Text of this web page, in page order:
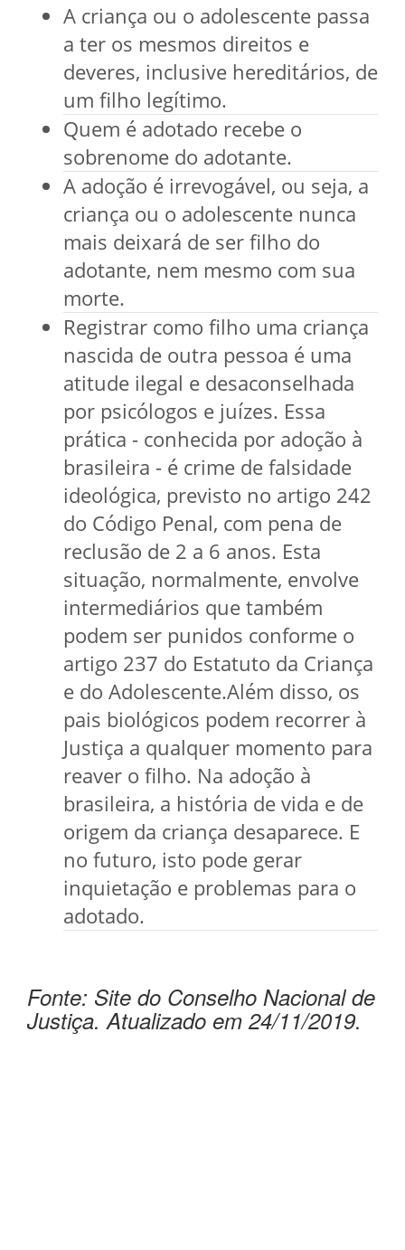
A criança ou o adolescente passa
a ter os mesmos direitos e
deveres, inclusive hereditários, de
um filho legítimo.
Quem é adotado recebe o
sobrenome do adotante.
A adoção é irrevogável, ou seja, a
criança ou o adolescente nunca
mais deixará de ser filho do
adotante, nem mesmo com sua
morte.
Registrar como filho uma criança
nascida de outra pessoa é uma
atitude ilegal e desaconselhada
por psicólogos e juízes. Essa
prática - conhecida por adoção à
brasileira - é crime de falsidade
ideológica, previsto no artigo 242
do Código Penal, com pena de
reclusão de 2 a 6 anos. Esta
situação, normalmente, envolve
intermediários que também
podem ser punidos conforme o
artigo 237 do Estatuto da Criança
e do Adolescente.Além disso, os
pais biológicos podem recorrer à
Justiça a qualquer momento para
reaver o filho. Na adoção à
brasileira, a história de vida e de
origem da criança desaparece. E
no futuro, isto pode gerar
inquietação e problemas para o
adotado.
Fonte: Site do Conselho Nacional de
Justiça. Atualizado em 24/11/2019.